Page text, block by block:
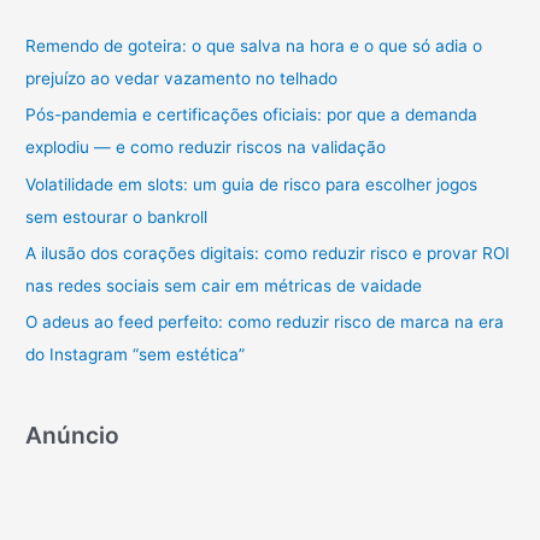
i
s
a
r
p
o
Remendo de goteira: o que salva na hora e o que só adia o
prejuízo ao vedar vazamento no telhado
Pós-pandemia e certificações oficiais: por que a demanda
explodiu — e como reduzir riscos na validação
Volatilidade em slots: um guia de risco para escolher jogos
sem estourar o bankroll
A ilusão dos corações digitais: como reduzir risco e provar ROI
nas redes sociais sem cair em métricas de vaidade
O adeus ao feed perfeito: como reduzir risco de marca na era
do Instagram “sem estética”
Anúncio